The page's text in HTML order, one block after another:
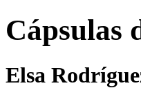
Cápsulas
Elsa